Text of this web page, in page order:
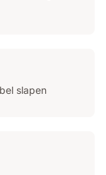
slapen